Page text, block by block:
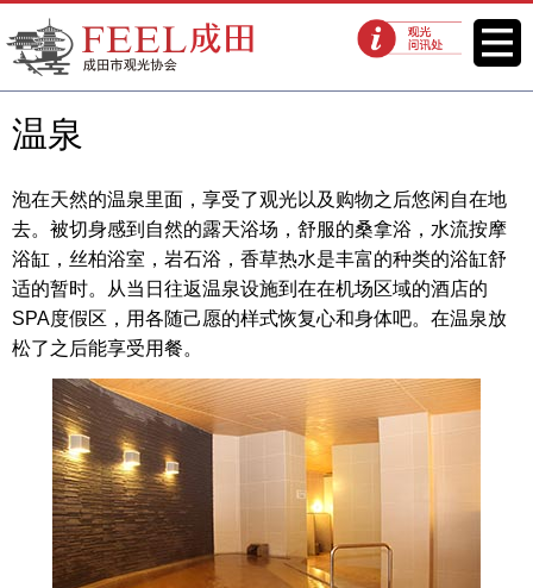
FEEL成田成田市观光协会官方网
站
观光问讯处 菜单
温泉
泡在天然的温泉里面，享受了观光以及购物之后悠闲自在地
去。被切身感到自然的露天浴场，舒服的桑拿浴，水流按摩
浴缸，丝柏浴室，岩石浴，香草热水是丰富的种类的浴缸舒
适的暂时。从当日往返温泉设施到在在机场区域的酒店的
SPA度假区，用各随己愿的样式恢复心和身体吧。在温泉放
松了之后能享受用餐。